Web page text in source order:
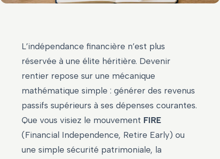
L’indépendance financière n’est plus
réservée à une élite héritière. Devenir
rentier repose sur une mécanique
mathématique simple : générer des revenus
passifs supérieurs à ses dépenses courantes.
Que vous visiez le mouvement FIRE
(Financial Independence, Retire Early) ou
une simple sécurité patrimoniale, la